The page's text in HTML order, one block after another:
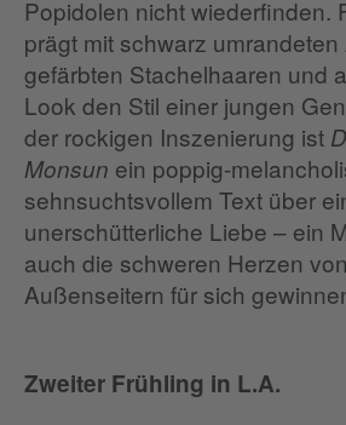
Popidolen nicht wiederfinden.
prägt mit schwarz umrandeten
gefärbten Stachelhaaren und
Look den Stil einer jungen
der rockigen Inszenierung ist
Monsun ein poppig-
sehnsuchtsvollem Text über
unerschütterliche Liebe – ein
auch die schweren Herzen
Außenseitern für sich
Zweiter Frühling in L.A.